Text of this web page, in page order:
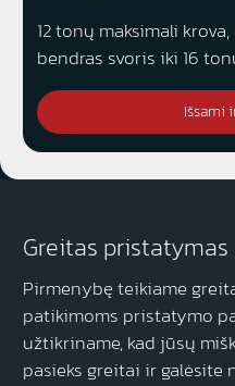
12 tonų maksimali
bendras svoris iki 16
Išsami
Greitas
Pirmenybę teikiame
patikimoms pristatymo
užtikriname, kad jūsų
pasieks greitai ir galėsite